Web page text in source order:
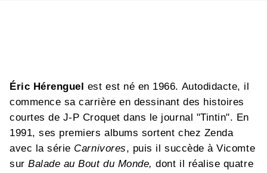
Éric Hérenguel est est né en 1966. Autodidacte, il
commence sa carrière en dessinant des histoires
courtes de J-P Croquet dans le journal "Tintin". En
1991, ses premiers albums sortent chez Zenda
avec la série Carnivores, puis il succède à Vicomte
surBalade au Bout du Monde, dont il réalise quatre